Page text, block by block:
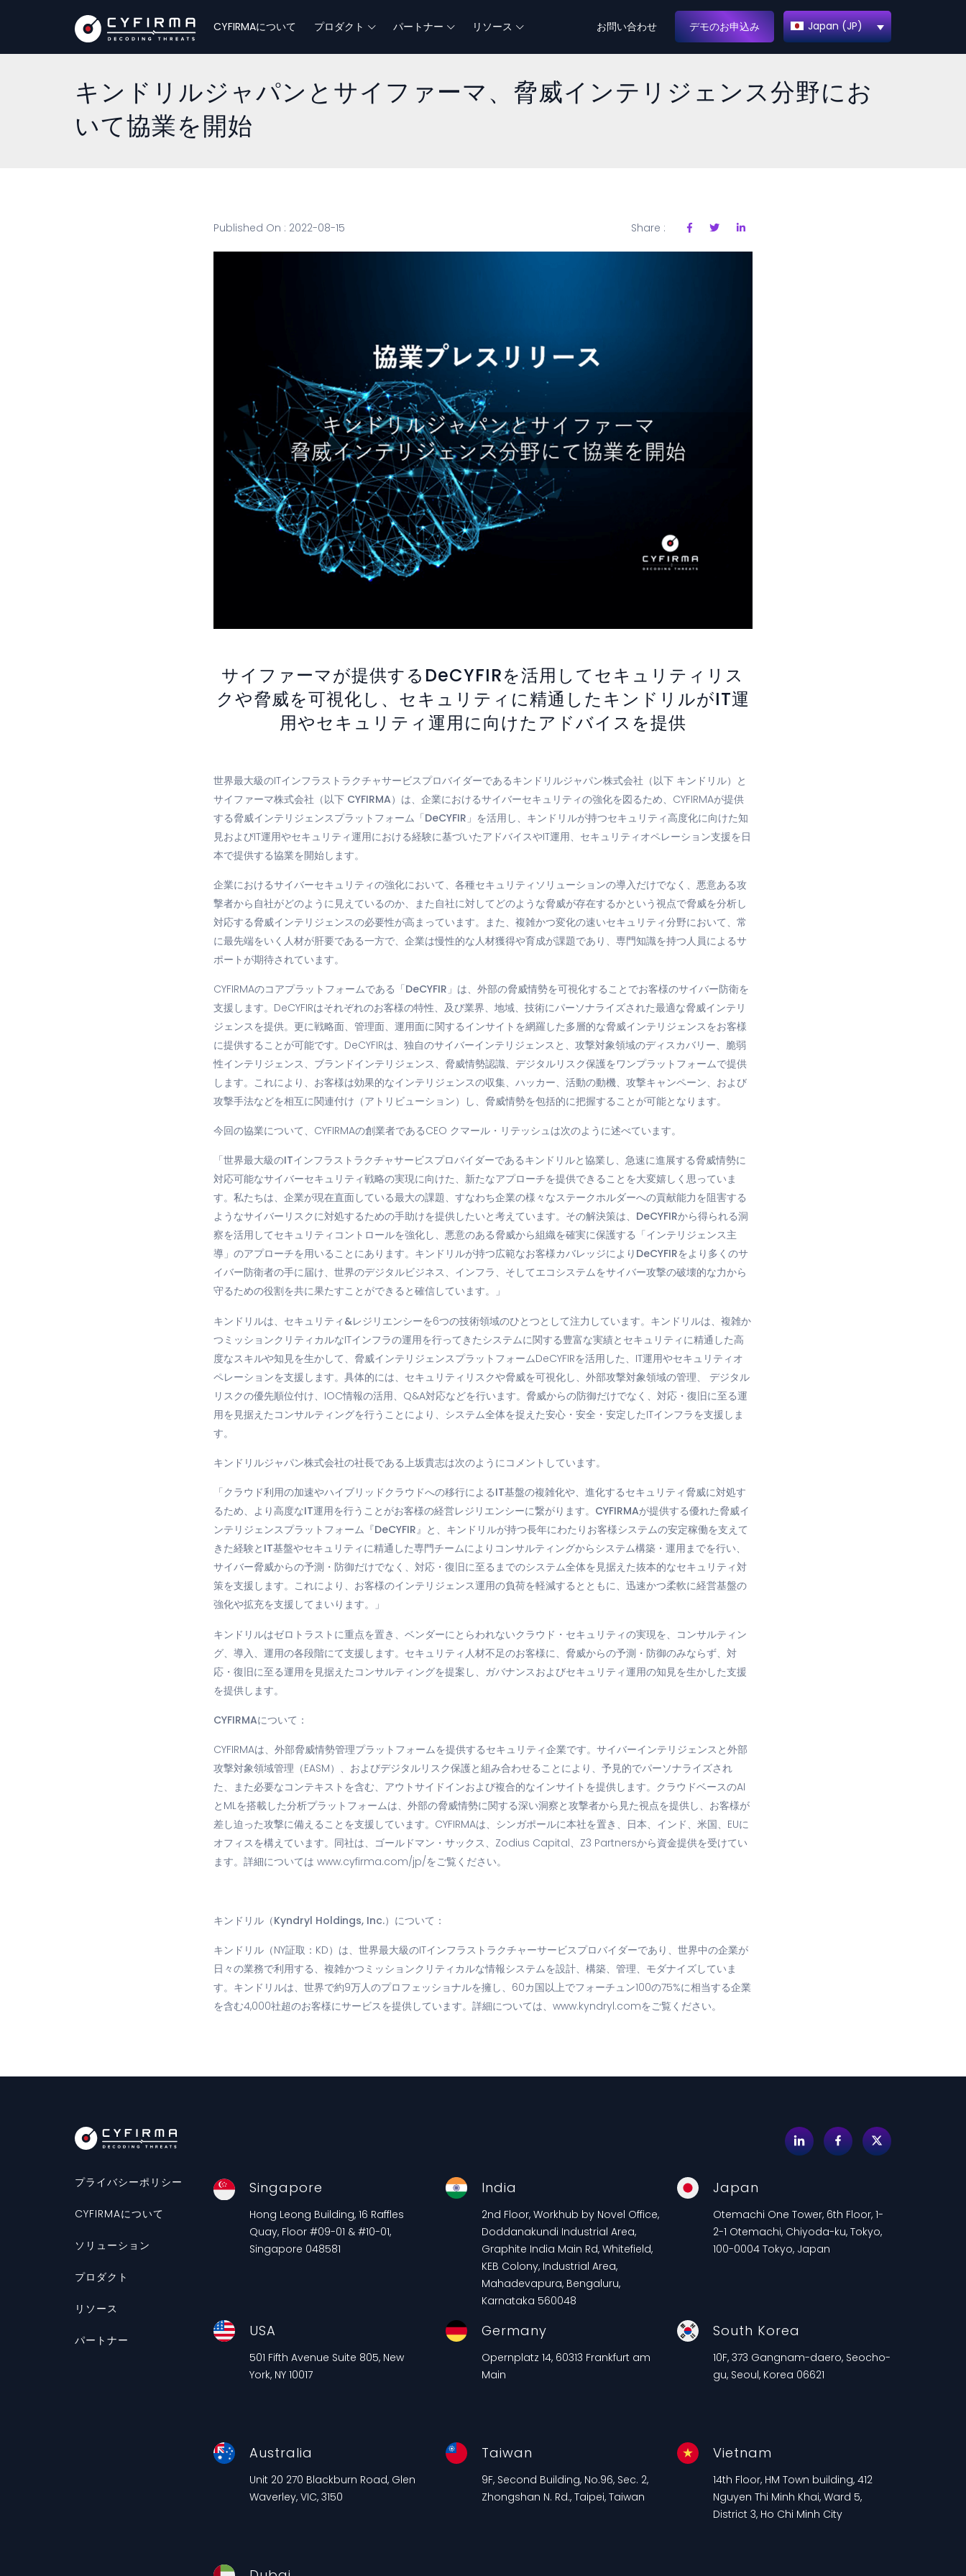
CYFIRMAについて プロダクト パートナー リソース デモのお申込み
お問い合わせ Japan (JP)
キンドリルジャパンとサイファーマ、脅威インテリジェンス分野にお
いて協業を開始
Published On : 2022-08-15 Share :
サイファーマが提供するDeCYFIRを活用してセキュリティリス
クや脅威を可視化し、 セキュリティに精通したキンドリルがIT運
用やセキュリティ運用に向けたアドバイスを提供
世界最大級のITインフラストラクチャサービスプロバイダーであるキンドリルジャパン株式会社（以下 キンドリル） と
サイファーマ株式会社（以下 CYFIRMA） は、企業におけるサイバーセキュリティの強化を図るため、CYFIRMAが提供
する脅威インテリジェンスプラットフォーム 「DeCYFIR」 を活用し、キンドリルが持つセキュリティ高度化に向けた知
見およびIT運用やセキュリティ運用における経験に基づいたアドバイスやIT運用、セキュリティオペレーション支援を日
本で提供する協業を開始します。
企業におけるサイバーセキュリティの強化において、各種セキュリティソリューションの導入だけでなく、悪意ある攻
撃者から自社がどのように見えているのか、また自社に対してどのような脅威が存在するかという視点で脅威を分析し
対応する脅威インテリジェンスの必要性が高まっています。また、複雑かつ変化の速いセキュリティ分野において、常
に最先端をいく人材が肝要である一方で、企業は慢性的な人材獲得や育成が課題であり、専門知識を持つ人員によるサ
ポートが期待されています。
CYFIRMAのコアプラットフォームである 「DeCYFIR」 は、外部の脅威情勢を可視化することでお客様のサイバー防衛を
支援します。DeCYFIRはそれぞれのお客様の特性、及び業界、地域、技術にパーソナライズされた最適な脅威インテリ
ジェンスを提供。更に戦略面、管理面、運用面に関するインサイトを網羅した多層的な脅威インテリジェンスをお客様
に提供することが可能です。DeCYFIRは、独自のサイバーインテリジェンスと、攻撃対象領域のディスカバリー、脆弱
性インテリジェンス、ブランドインテリジェンス、脅威情勢認識、デジタルリスク保護をワンプラットフォームで提供
します。これにより、お客様は効果的なインテリジェンスの収集、ハッカー、活動の動機、攻撃キャンペーン、および
攻撃手法などを相互に関連付け（アトリビューション）し、脅威情勢を包括的に把握することが可能となります。
今回の協業について、CYFIRMAの創業者であるCEO クマール・リテッシュは次のように述べています。
「世界最大級のITインフラストラクチャサービスプロバイダーであるキンドリルと協業し、急速に進展する脅威情勢に
対応可能なサイバーセキュリティ戦略の実現に向けた、新たなアプローチを提供できることを大変嬉しく思っていま
す。私たちは、企業が現在直面している最大の課題、すなわち企業の様々なステークホルダーへの貢献能力を阻害する
ようなサイバーリスクに対処するための手助けを提供したいと考えています。その解決策は、DeCYFIRから得られる洞
察を活用してセキュリティコントロールを強化し、悪意のある脅威から組織を確実に保護する「インテリジェンス主
導」のアプローチを用いることにあります。キンドリルが持つ広範なお客様カバレッジによりDeCYFIRをより多くのサ
イバー防衛者の手に届け、世界のデジタルビジネス、インフラ、そしてエコシステムをサイバー攻撃の破壊的な力から
守るための役割を共に果たすことができると確信しています。」
キンドリルは、 セキュリティ&レジリエンシーを6つの技術領域のひとつとして注力しています。キンドリルは、複雑か
つミッションクリティカルなITインフラの運用を行ってきたシステムに関する豊富な実績とセキュリティに精通した高
度なスキルや知見を生かして、脅威インテリジェンスプラットフォームDeCYFIRを活用した、IT運用やセキュリティオ
ペレーションを支援します。具体的には、セキュリティリスクや脅威を可視化し、外部攻撃対象領域の管理、 デジタル
リスクの優先順位付け、IOC情報の活用、Q&A対応などを行います。脅威からの防御だけでなく、対応・復旧に至る運
用を見据えたコンサルティングを行うことにより、システム全体を捉えた安心・安全・安定したITインフラを支援しま
す。
キンドリルジャパン株式会社の社長である上坂貴志は次のようにコメントしています。
「クラウド利用の加速やハイブリッドクラウドへの移行によるIT基盤の複雑化や、進化するセキュリティ脅威に対処す
るため、より高度なIT運用を行うことがお客様の経営レジリエンシーに繋がります。CYFIRMAが提供する優れた脅威イ
ンテリジェンスプラットフォーム『DeCYFIR』と、キンドリルが持つ長年にわたりお客様システムの安定稼働を支えて
きた経験とIT基盤やセキュリティに精通した専門チームによりコンサルティングからシステム構築・運用までを行い、
サイバー脅威からの予測・防御だけでなく、対応・復旧に至るまでのシステム全体を見据えた抜本的なセキュリティ対
策を支援します。これにより、お客様のインテリジェンス運用の負荷を軽減するとともに、迅速かつ柔軟に経営基盤の
強化や拡充を支援してまいります。」
キンドリルはゼロトラストに重点を置き、ベンダーにとらわれないクラウド・セキュリティの実現を、コンサルティン
グ、導入、運用の各段階にて支援します。セキュリティ人材不足のお客様に、脅威からの予測・防御のみならず、対
応・復旧に至る運用を見据えたコンサルティングを提案し、ガバナンスおよびセキュリティ運用の知見を生かした支援
を提供します。
CYFIRMAについて：
CYFIRMAは、外部脅威情勢管理プラットフォームを提供するセキュリティ企業です。サイバーインテリジェンスと外部
攻撃対象領域管理（EASM）、およびデジタルリスク保護と組み合わせることにより、予見的でパーソナライズされ
た、また必要なコンテキストを含む、アウトサイドインおよび複合的なインサイトを提供します。クラウドベースのAI
とMLを搭載した分析プラットフォームは、外部の脅威情勢に関する深い洞察と攻撃者から見た視点を提供し、お客様が
差し迫った攻撃に備えることを支援しています。CYFIRMAは、シンガポールに本社を置き、日本、インド、米国、EUに
オフィスを構えています。同社は、ゴールドマン・サックス、Zodius Capital、Z3 Partnersから資金提供を受けてい
ます。詳細については www.cyfirma.com/jp/をご覧ください。
キンドリル（Kyndryl Holdings, Inc.）について：
キンドリル（NY証取：KD）は、世界最大級のITインフラストラクチャーサービスプロバイダーであり、世界中の企業が
日々の業務で利用する、複雑かつミッションクリティカルな情報システムを設計、構築、管理、モダナイズしていま
す。キンドリルは、世界で約9万人のプロフェッショナルを擁し、60カ国以上でフォーチュン100の75%に相当する企業
を含む4,000社超のお客様にサービスを提供しています。詳細については、www.kyndryl.comをご覧ください。
プライバシーポリシー
CYFIRMAについて
ソリューション
プロダクト
リソース
パートナー
Singapore
Hong Leong Building, 16 Raffles
Quay, Floor #09-01 & #10-01,
Singapore 048581
India
2nd Floor, Workhub by Novel Office,
Doddanakundi Industrial Area,
Graphite India Main Rd, Whitefield,
KEB Colony, Industrial Area,
Mahadevapura, Bengaluru,
Karnataka 560048
Japan
Otemachi One Tower, 6th Floor, 1-
2-1 Otemachi, Chiyoda-ku, Tokyo,
100-0004 Tokyo, Japan
USA
501 Fifth Avenue Suite 805, New
York, NY 10017
Germany
Opernplatz 14, 60313 Frankfurt am
Main
South Korea
10F, 373 Gangnam-daero, Seocho-
gu, Seoul, Korea 06621
Australia
Unit 20 270 Blackburn Road, Glen
Waverley, VIC, 3150
Taiwan
9F, Second Building, No.96, Sec. 2,
Zhongshan N. Rd., Taipei, Taiwan
Vietnam
14th Floor, HM Town building, 412
Nguyen Thi Minh Khai, Ward 5,
District 3, Ho Chi Minh City